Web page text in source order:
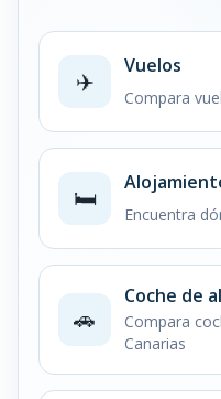
✈️
Vuelos
Compara
🛏️
Encuentra
🚗
Coche de
Compara
Canarias